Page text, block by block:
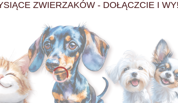
ZWIERZAKÓW - DOŁĄCZCIE I WY!